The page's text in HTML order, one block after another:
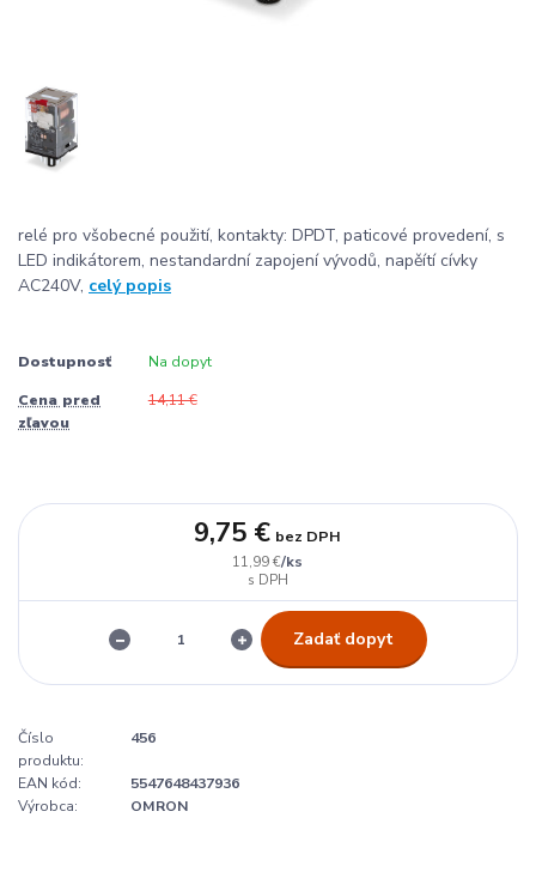
relé pro všobecné použití, kontakty: DPDT, paticové provedení, s
LED indikátorem, nestandardní zapojení vývodů, napěítí cívky
AC240V, celý popis
Dostupnosť Na dopyt
Cena pred
zľavou
14,11 €
11,99 €/ks
9,75 € bez DPH
Zadať dopyt
Číslo
produktu:
456
EAN kód:
5547648437936
Výrobca:
OMRON